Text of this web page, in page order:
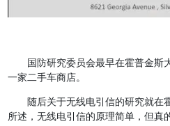
国防研究委员会最早在霍普金斯
一家二手车商店。
随后关于无线电引信的研究就在
所述，无线电引信的原理简单，但真